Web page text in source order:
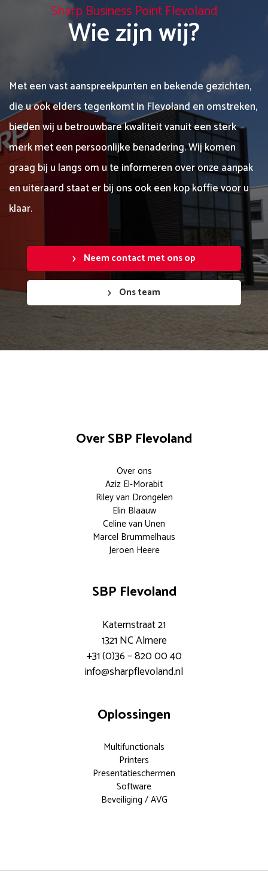
Sharp Business Point Flevoland
Wie zijn wij?
Met een vast aanspreekpunten en bekende gezichten,
die u ook elders tegenkomt in Flevoland en omstreken,
bieden wij u betrouwbare kwaliteit vanuit een sterk
merk met een persoonlijke benadering. Wij komen
graag bij u langs om u te informeren over onze aanpak
en uiteraard staat er bij ons ook een kop koffie voor u
klaar.
Neem contact met ons op
Ons team
Over SBP Flevoland
Over ons
Aziz El-Morabit
Riley van Drongelen
Elin Blaauw
Celine van Unen
Marcel Brummelhaus
Jeroen Heere
SBP Flevoland
Katernstraat 21
1321 NC Almere
+31 (0)36 – 820 00 40
info@sharpflevoland.nl
Oplossingen
Multifunctionals
Printers
Presentatieschermen
Software
Beveiliging / AVG